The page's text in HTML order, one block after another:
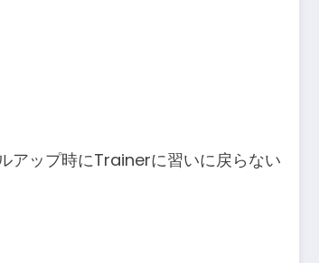
アップ時にTrainerに習いに戻らない